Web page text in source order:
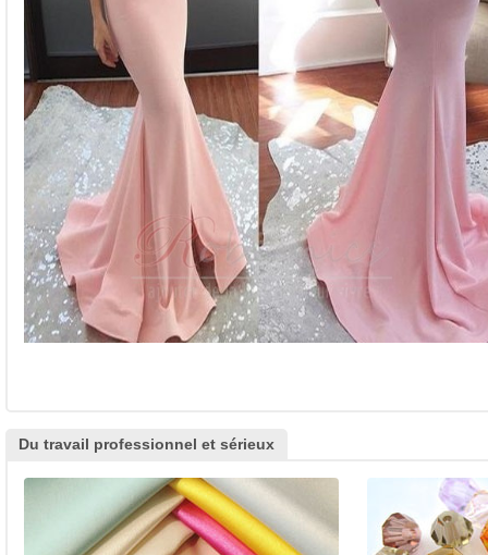
Du travail professionnel et sérieux